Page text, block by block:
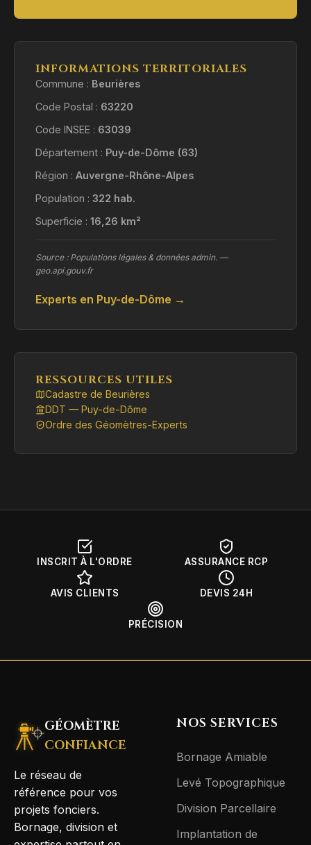
INFORMATIONS TERRITORIALES
Commune : Beurières
Code Postal : 63220
Code INSEE : 63039
Département : Puy-de-Dôme (63)
Région : Auvergne-Rhône-Alpes
Population : 322 hab.
Superficie : 16,26 km²
Source : Populations légales & données admin. —
geo.api.gouv.fr
Experts en Puy-de-Dôme →
RESSOURCES UTILES
Cadastre de Beurières
DDT — Puy-de-Dôme
Ordre des Géomètres-Experts
INSCRIT À L'ORDRE ASSURANCE RCP
AVIS CLIENTS DEVIS 24H
PRÉCISION
GÉOMÈTRE
CONFIANCE
Le réseau de
référence pour vos
projets fonciers.
Bornage, division et
NOS SERVICES
Bornage Amiable
Levé Topographique
Division Parcellaire
Implantation de